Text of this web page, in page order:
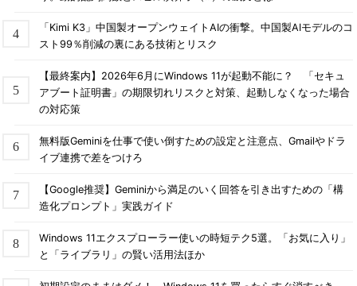
「Kimi K3」中国製オープンウェイトAIの衝撃。中国製AIモデルのコ
スト99％削減の裏にある技術とリスク
【最終案内】2026年6月にWindows 11が起動不能に？ 「セキュ
アブート証明書」の期限切れリスクと対策、起動しなくなった場合
の対応策
無料版Geminiを仕事で使い倒すための設定と注意点、Gmailやドラ
イブ連携で差をつけろ
【Google推奨】Geminiから満足のいく回答を引き出すための「構
造化プロンプト」実践ガイド
Windows 11エクスプローラー使いの時短テク5選。「お気に入り」
と「ライブラリ」の賢い活用法ほか